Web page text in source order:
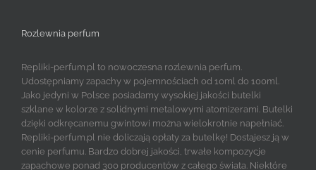
Rozlewnia perfum
Repliki-perfum.pl to nowoczesna rozlewnia perfum.
Udostępniamy zapachy w pojemnościach od 10ml do 100ml.
Jako jedyni w Polsce posiadamy wysokiej jakości butelki
szklane w kolorze z solidnymi metalowymi atomizerami. Butelki
dzięki odkręcanemu gwintowi można wielokrotnie napełniać.
Repliki-perfum.pl nie doliczają opłaty za butelkę! Dostajesz ją w
cenie perfumu. Bardzo dobrej jakości, trwałe kompozycje
zapachowe ponad 300 producentów z całego świata. Niektóre